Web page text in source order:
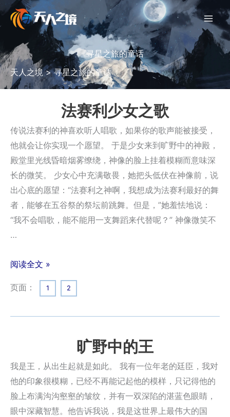
跳
容
寻星之旅的童话
天人之境>寻星之旅的童话
法赛利少女之歌
传说法赛利的神喜欢听人唱歌，如果你的歌声能被接受，
他就会让你实现一个愿望。 于是少女来到旷野中的神殿，
殿堂里光线昏暗烟雾缭绕，神像的脸上挂着模糊而意味深
长的微笑。 少女心中充满敬畏，她把头低伏在神像前，说
出心底的愿望：“法赛利之神啊，我想成为法赛利最好的舞
者，能够在五谷祭的祭坛前跳舞。但是，”她羞怯地说：
“我不会唱歌，能不能用一支舞蹈来代替呢？” 神像微笑不
…
阅读全文 »
页面： 1 2
旷野中的王
我是王，从出生起就是如此。 我有一位年老的廷臣，我对
他的印象很模糊，已经不再能记起他的模样，只记得他的
脸上布满沟沟壑壑的皱纹，并有一双深陷的湛蓝色眼睛，
眼中深藏智慧。他告诉我说，我是这世界上最伟大的国